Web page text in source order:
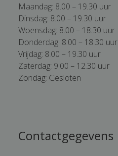
Maandag: 8.00 – 19.30 uur
Dinsdag: 8.00 – 19.30 uur
Woensdag: 8.00 – 18.30 uur
Donderdag: 8.00 – 18.30 uur
Vrijdag: 8.00 – 19.30 uur
Zaterdag: 9.00 – 12.30 uur
Zondag: Gesloten
Contactgegevens